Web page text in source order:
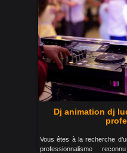
Dj animation dj
Vous êtes à la recherche
professionnalisme